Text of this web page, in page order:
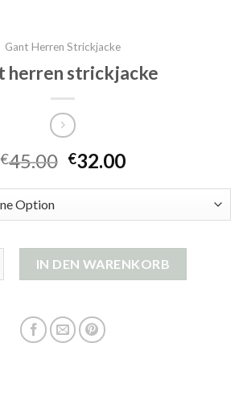
Gant Herren Strickjacke
herren strickjacke
€45.00 €32.00
IN DEN WARENKORB